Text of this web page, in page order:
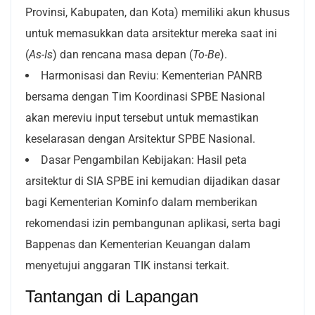
Provinsi, Kabupaten, dan Kota) memiliki akun khusus
untuk memasukkan data arsitektur mereka saat ini
(As-Is) dan rencana masa depan (To-Be).
Harmonisasi dan Reviu: Kementerian PANRB
bersama dengan Tim Koordinasi SPBE Nasional
akan mereviu input tersebut untuk memastikan
keselarasan dengan Arsitektur SPBE Nasional.
Dasar Pengambilan Kebijakan: Hasil peta
arsitektur di SIA SPBE ini kemudian dijadikan dasar
bagi Kementerian Kominfo dalam memberikan
rekomendasi izin pembangunan aplikasi, serta bagi
Bappenas dan Kementerian Keuangan dalam
menyetujui anggaran TIK instansi terkait.
Tantangan di Lapangan